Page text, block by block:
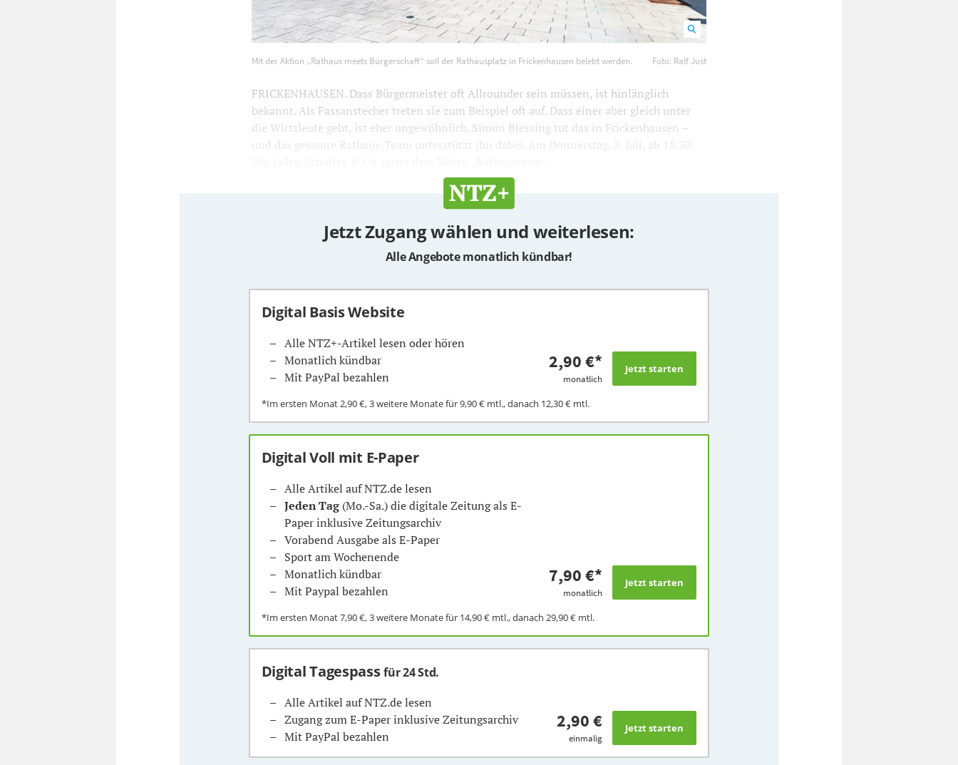
belebt werden. Foto: Ralf Just 1200800
Mit der Aktion „Rathaus meets Bürgerschaft“ soll der Rathausplatz in Frickenhausen belebt werden. Foto: Ralf Just
FRICKENHAUSEN. Dass Bürgermeister oft Allrounder sein müssen, ist hinlänglich
bekannt. Als Fassanstecher treten sie zum Beispiel oft auf. Dass einer aber gleich unter
die Wirtsleute geht, ist eher ungewöhnlich. Simon Blessing tut das in Frickenhausen –
und das gesamte Rathaus-Team unterstützt ihn dabei. Am Donnerstag, 3. Juli, ab 18.30
Jetzt Zugang wählen und weiterlesen:
Alle Angebote monatlich kündbar!
Digital Basis Website
Alle NTZ+-Artikel lesen oder hören
Monatlich kündbar
Mit PayPal bezahlen
2,90 €*
monatlich
*Im ersten Monat2,90 €, 3 weitere Monate für9,90 €mtl., danach 12,30 €mtl.
Digital Voll mit E-Paper
Alle Artikel auf NTZ.de lesen
Jeden Tag(Mo.-Sa.) die digitale Zeitung als E-
Paper inklusive Zeitungsarchiv
Vorabend Ausgabe als E-Paper
Sport am Wochenende
Monatlich kündbar
Mit Paypal bezahlen
7,90 €*
monatlich
*Im ersten Monat7,90 €, 3 weitere Monate für 14,90 €mtl., danach 29,90 €mtl.
Digital Tagespassfür 24 Std.
Alle Artikel auf NTZ.de lesen
Zugang zum E-Paper inklusive Zeitungsarchiv
Mit PayPal bezahlen
2,90 €
einmalig